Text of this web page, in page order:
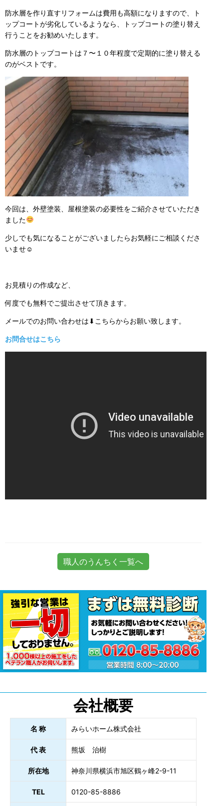
防水層を作り直すリフォームは費用も高額になりますので、ト
ップコートが劣化しているようなら、トップコートの塗り替え
行うことをお勧めいたします。
防水層のトップコートは７〜１０年程度で定期的に塗り替える
のがベストです。
今回は、外壁塗装、屋根塗装の必要性をご紹介させていただき
ました
少しでも気になることがございましたらお気軽にご相談くださ
いませ☺
お見積りの作成など、
何度でも無料でご提出させて頂きます。
メールでのお問い合わせは⬇こちらからお願い致します。
お問合せはこちら
職人のうんちく一覧へ
会社概要
名 称 みらいホーム株式会社
代 表 熊坂 治樹
所在地 神奈川県横浜市旭区鶴ヶ峰2-9-11
TEL 0120-85-8886